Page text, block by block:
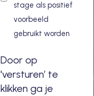
stage als positief
voorbeeld
gebruikt worden
Door op
'versturen’ te
klikken ga je